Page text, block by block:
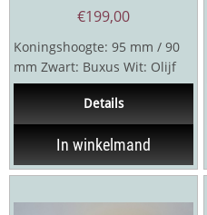
€199,00
Koningshoogte: 95 mm / 90
mm Zwart: Buxus Wit: Olijf
Dubbel verzwaard In luxe
verpakking met...
Details
In winkelmand